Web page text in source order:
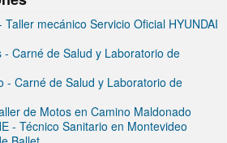
Taller mecánico Servicio Oficial HYUNDAI
- Carné de Salud y Laboratorio de
- Carné de Salud y Laboratorio de
de Motos en Camino Maldonado
- Técnico Sanitario en Montevideo